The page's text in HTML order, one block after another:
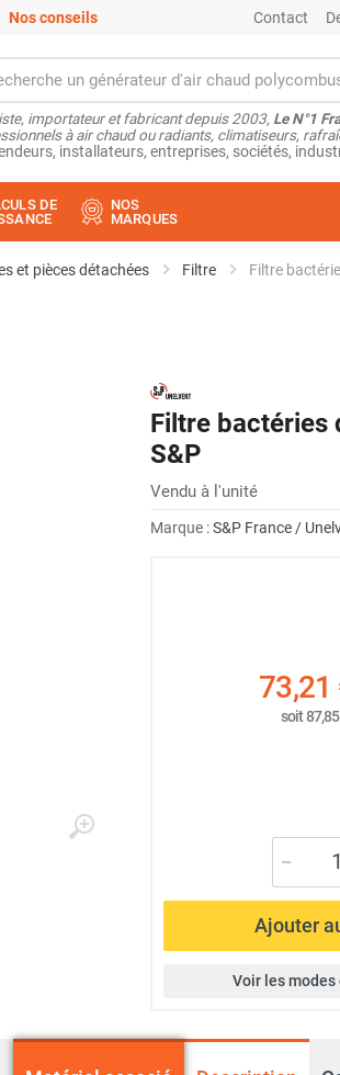
Nos conseils Contact
importateur et fabricant depuis 2003, Le N°1
à air chaud ou radiants, climatiseurs,
installateurs, entreprises, sociétés,
DE
NOS
MARQUES
et pièces détachées Filtre Filtre
Filtre bactéries
S&P
Vendu à l'unité
Marque :S&P France /
73,21
soit
Ajouter
Voir les